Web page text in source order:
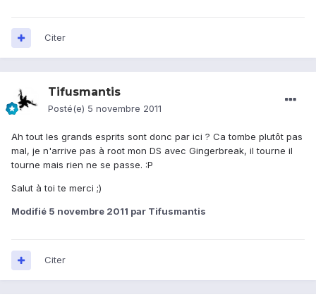
Citer
Tifusmantis
Posté(e) 5 novembre 2011
Ah tout les grands esprits sont donc par ici ? Ca tombe plutôt pas
mal, je n'arrive pas à root mon DS avec Gingerbreak, il tourne il
tourne mais rien ne se passe. :P
Salut à toi te merci ;)
Modifié 5 novembre 2011 par Tifusmantis
Citer